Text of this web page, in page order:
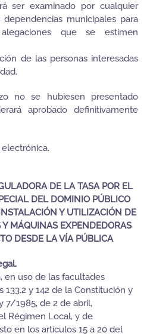
ser examinado por cualquier
municipales para
que se estimen
de las personas interesadas
no se hubiesen presentado
aprobado definitivamente
DE LA TASA POR EL
DEL DOMINIO PÚBLICO
Y UTILIZACIÓN DE
MÁQUINAS EXPENDEDORAS
DESDE LA VÍA PÚBLICA
en uso de las facultades
y 142 de la Constitución y
7/1985, de 2 de abril,
Régimen Local, y de
en los artículos 15 a 20 del